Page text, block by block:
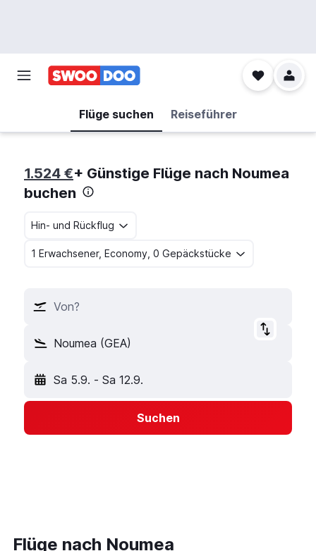
Flüge suchen Reiseführer
1.524 €+ Günstige Flüge nach Noumea
buchen
Hin- und Rückflug
1 Erwachsener, Economy, 0 Gepäckstücke
Von?
Noumea (GEA)
Sa 5.9. - Sa 12.9.
Suchen
Flüge nach Noumea